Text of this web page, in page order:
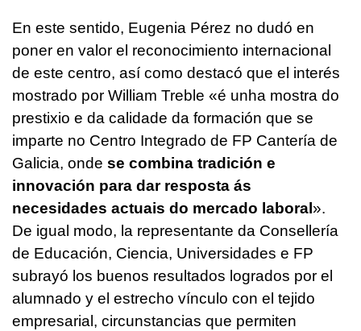
En este sentido, Eugenia Pérez no dudó en
poner en valor el reconocimiento internacional
de este centro, así como destacó que el interés
mostrado por William Treble «é unha mostra do
prestixio e da calidade da formación que se
imparte no Centro Integrado de FP Cantería de
Galicia, onde se combina tradición e
innovación para dar resposta ás
necesidades actuais do mercado laboral ».
De igual modo, la representante da Consellería
de Educación, Ciencia, Universidades e FP
subrayó los buenos resultados logrados por el
alumnado y el estrecho vínculo con el tejido
empresarial, circunstancias que permiten